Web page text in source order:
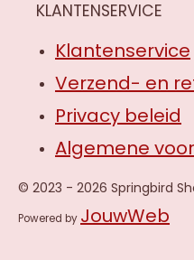
KLANTENSERVICE
Klantenservice
Verzend- en
Privacy beleid
Algemene
© 2023 - 2026 Springbird
Powered by JouwWeb